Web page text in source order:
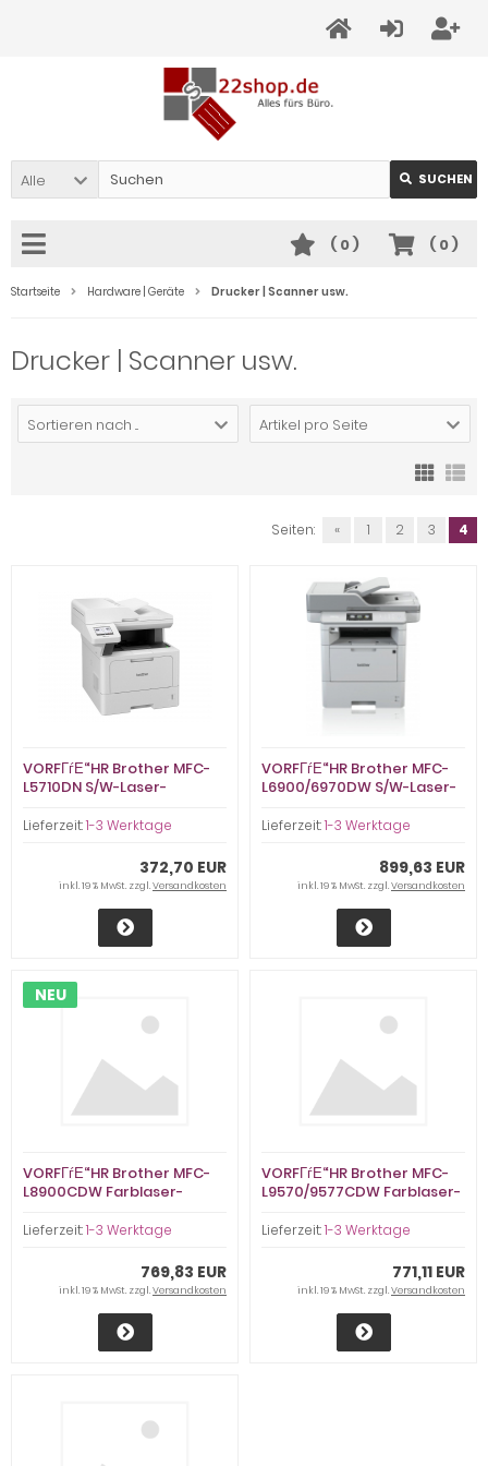
Alle SUCHEN
( 0)
( 0)
Startseite Hardware | Geräte Drucker | Scanner usw.
Drucker | Scanner usw.
Sortieren nach ... Artikel pro Seite
Seiten: « 1 2 3 4
VORFГѓЕ“HR Brother MFC-
L5710DN S/W-Laser-
VorfГјhrgerГ¤t (wie neu)
Lieferzeit:1-3 Werktage
372,70 EUR
inkl. 19 % MwSt. zzgl.Versandkosten
VORFГѓЕ“HR Brother MFC-
L6900/6970DW S/W-Laser-
VorfГјhrgerГ¤t (wie neu)
Lieferzeit:1-3 Werktage
899,63 EUR
inkl. 19 % MwSt. zzgl.Versandkosten
NEU
VORFГѓЕ“HR Brother MFC-
L8900CDW Farblaser-
VorfГјhrgerГ¤t <30S.
Lieferzeit:1-3 Werktage
769,83 EUR
inkl. 19 % MwSt. zzgl.Versandkosten
VORFГѓЕ“HR Brother MFC-
L9570/9577CDW Farblaser-
VorfГјhrgerГ¤t (wie neu)
Lieferzeit:1-3 Werktage
771,11 EUR
inkl. 19 % MwSt. zzgl.Versandkosten